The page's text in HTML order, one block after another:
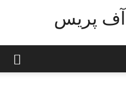
پریس